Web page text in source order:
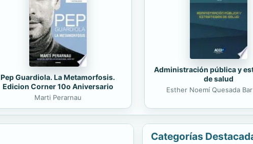
Pep Guardiola. La Metamorfosis.
Edicion Corner 10o Aniversario
Marti Perarnau
Administración pública y
de salud
Esther Noemí Quesada
Categorías